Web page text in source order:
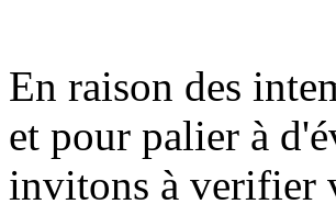
En raison des
et pour palier à
invitons à verifier